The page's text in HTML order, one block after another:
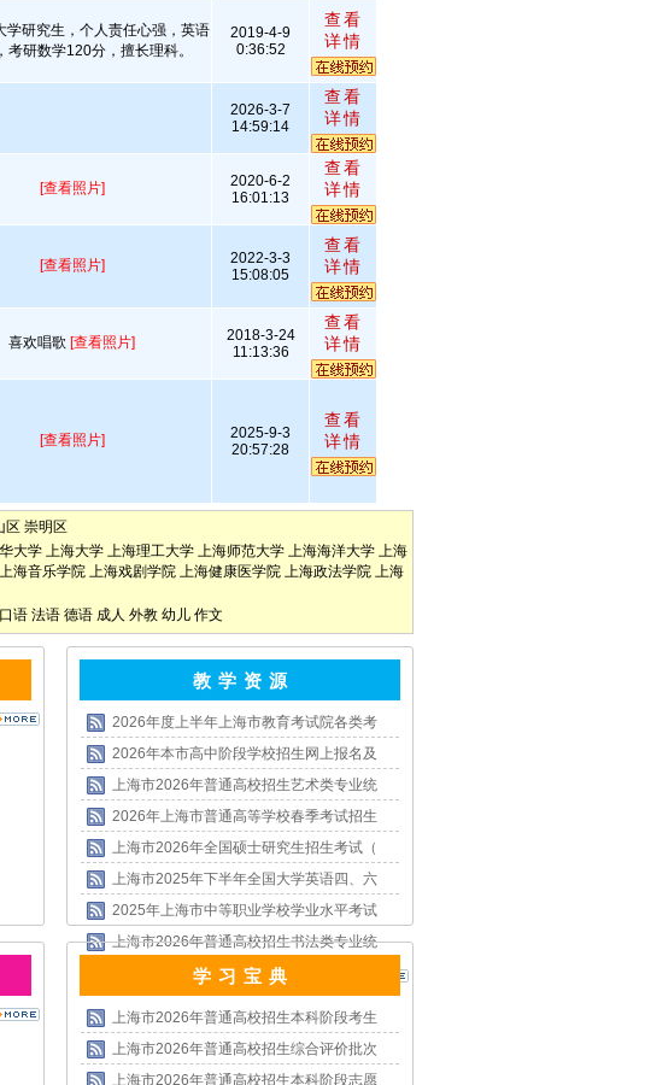
学研究生，个人责任心强，英语
考研数学120分，擅长理科。
2019-4-9
0:36:52
查看
详情
2026-3-7
14:59:14
查看
详情
[查看照片]
2020-6-2
16:01:13
查看
详情
[查看照片]
2022-3-3
15:08:05
查看
详情
喜欢唱歌 [查看照片]
2018-3-24
11:13:36
查看
详情
[查看照片]
2025-9-3
20:57:28
查看
详情
区 崇明区
大学 上海大学 上海理工大学 上海师范大学 上海海洋大学 上海
上海音乐学院 上海戏剧学院 上海健康医学院 上海政法学院 上海
语 法语 德语 成人 外教 幼儿 作文
教 学 资 源
2026年度上半年上海市教育考试院各类考
2026年本市高中阶段学校招生网上报名及
上海市2026年普通高校招生艺术类专业统
2026年上海市普通高等学校春季考试招生
上海市2026年全国硕士研究生招生考试（
上海市2025年下半年全国大学英语四、六
2025年上海市中等职业学校学业水平考试
上海市2026年普通高校招生书法类专业统
学 习 宝 典
上海市2026年普通高校招生本科阶段考生
上海市2026年普通高校招生综合评价批次
上海市2026年普通高校招生本科阶段志愿